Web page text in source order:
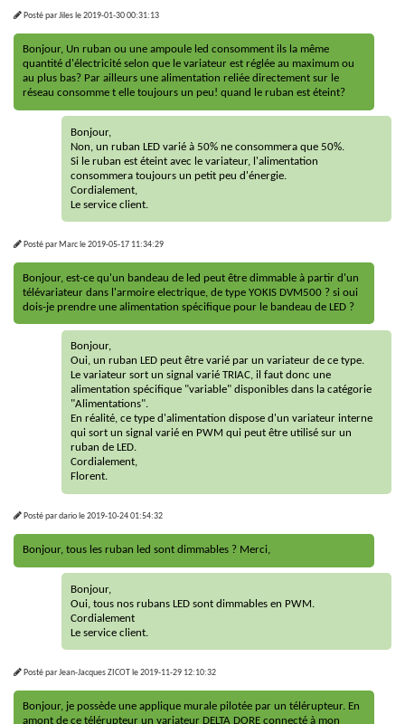
Posté parJilesle2019-01-30 00:31:13
Bonjour, Un ruban ou une ampoule led consomment ils la même
quantité d'électricité selon que le variateur est réglée au maximum ou
au plus bas? Par ailleurs une alimentation reliée directement sur le
réseau consomme t elle toujours un peu! quand le ruban est éteint?
Bonjour,
Non, un ruban LED varié à 50% ne consommera que 50%.
Si le ruban est éteint avec le variateur, l'alimentation
consommera toujours un petit peu d'énergie.
Cordialement,
Le service client.
Posté parMarcle2019-05-17 11:34:29
Bonjour, est-ce qu'un bandeau de led peut être dimmable à partir d'un
télévariateur dans l'armoire electrique, de type YOKIS DVM500 ? si oui
dois-je prendre une alimentation spécifique pour le bandeau de LED ?
Bonjour,
Oui, un ruban LED peut être varié par un variateur de ce type.
Le variateur sort un signal varié TRIAC, il faut donc une
alimentation spécifique "variable" disponibles dans la catégorie
"Alimentations".
En réalité, ce type d'alimentation dispose d'un variateur interne
qui sort un signal varié en PWM qui peut être utilisé sur un
ruban de LED.
Cordialement,
Florent.
Posté pardariole2019-10-24 01:54:32
Bonjour, tous les ruban led sont dimmables ? Merci,
Bonjour,
Oui, tous nos rubans LED sont dimmables en PWM.
Cordialement
Le service client.
Posté parJean-Jacques ZICOTle2019-11-29 12:10:32
Bonjour, je possède une applique murale pilotée par un télérupteur. En
amont de ce télérupteur un variateur DELTA DORE connecté à mon